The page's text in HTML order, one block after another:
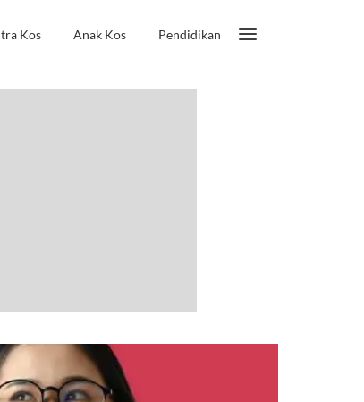
Kos Anak Kos Pendidikan